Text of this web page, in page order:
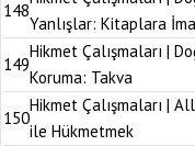
148
Yanlışlar: Kitaplara
149
Hikmet Çalışmaları |
Koruma: Takva
150
Hikmet Çalışmaları |
ile Hükmetmek